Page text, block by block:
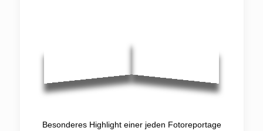
Besonderes Highlight einer jeden Fotoreportage